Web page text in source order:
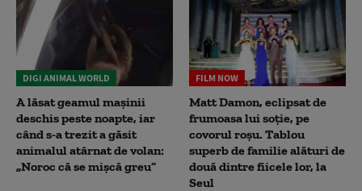
DIGI ANIMAL WORLD
A lăsat geamul mașinii
deschis peste noapte, iar
când s-a trezit a găsit
animalul atârnat de volan:
„Noroc că se mișcă greu”
FILM NOW
Matt Damon, eclipsat de
frumoasa lui soție, pe
covorul roșu. Tablou
superb de familie alături de
două dintre fiicele lor, la
Seul